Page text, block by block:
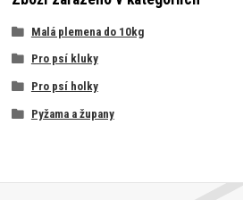
Malá plemena do 10kg
Pro psí kluky
Pro psí holky
Pyžama a župany